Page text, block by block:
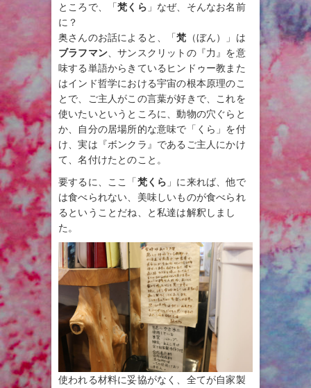
ところで、「梵くら 」なぜ、そんなお名前
に？
奥さんのお話によると、「梵 （ぼん）」は
ブラフマン、サンスクリットの『力』を意
味する単語からきているヒンドゥー教また
はインド哲学における宇宙の根本原理のこ
とで、ご主人がこの言葉が好きで、これを
使いたいというところに、動物の穴ぐらと
か、自分の居場所的な意味で「くら」を付
け、実は『ボンクラ』であるご主人にかけ
て、名付けたとのこと。
要するに、ここ「梵くら 」に来れば、他で
は食べられない、美味しいものが食べられ
るということだね、と私達は解釈しまし
た。
使われる材料に妥協がなく、全てが自家製